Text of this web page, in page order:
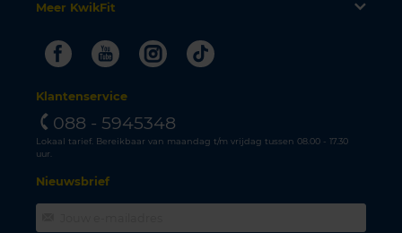
Meer KwikFit
FacebookYoutubeInstagram
Tiktok
Klantenservice
088 - 5945348
Lokaal tarief. Bereikbaar van maandag t/m vrijdag tussen 08.00 - 17.30
uur.
Nieuwsbrief